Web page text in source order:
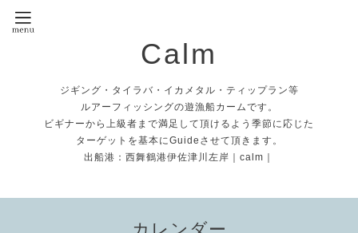
Calm
ジギング・タイラバ・イカメタル・ティップラン等
ルアーフィッシングの遊漁船カームです。
ビギナーから上級者まで満足して頂けるよう季節に応じた
ターゲットを基本にGuideさせて頂きます。
出船港：西舞鶴港伊佐津川左岸｜calm｜